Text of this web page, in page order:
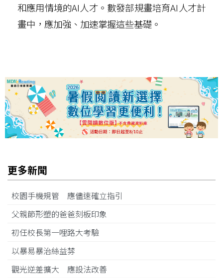
和應用情境的AI人才。數發部規畫培育AI人才計
畫中，應加強、加速掌握這些基礎。
更多新聞
校園手機規管 應儘速確立指引
父親節形塑的爸爸刻板印象
初任校長第一哩路大考驗
以暴易暴治絲益棼
觀光逆差擴大 應設法改善